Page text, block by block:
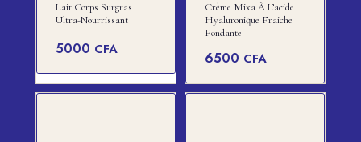
Lait Corps Surgras
Ultra-Nourrissant
5000 CFA
Crème Mixa À L’acide
Hyaluronique Fraiche
Fondante
6500 CFA